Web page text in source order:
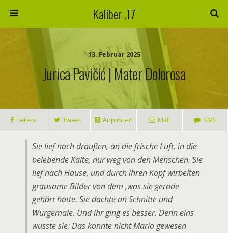
Kaliber .17
13. Februar 2025
Jurica Pavičić | Mater Dolorosa
Teilen Tweet Anpinnen Mail SMS
Sie lief nach draußen, an die frische Luft, in die
belebende Kälte, nur weg von den Menschen. Sie
lief nach Hause, und durch ihren Kopf wirbelten
grausame Bilder von dem ,was sie gerade
gehört hatte. Sie dachte an Schnitte und
Würgemale. Und ihr ging es besser. Denn eins
wusste sie: Das konnte nicht Mario gewesen